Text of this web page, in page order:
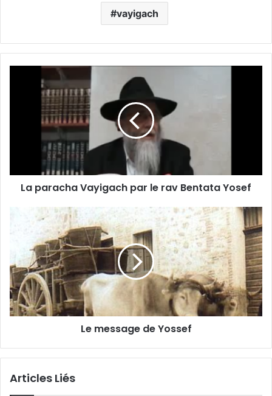
vayigach
La paracha Vayigach par le rav Bentata Yosef
Le message de Yossef
Articles Liés